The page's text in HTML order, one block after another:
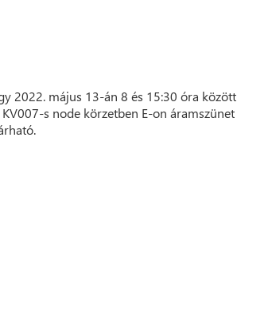
2022. május 13-án 8 és 15:30 óra között
s node körzetben E-on áramszünet